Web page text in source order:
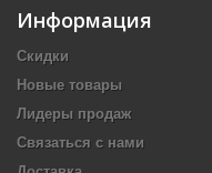
Информация
Скидки
Новые товары
Лидеры продаж
Связаться с нами